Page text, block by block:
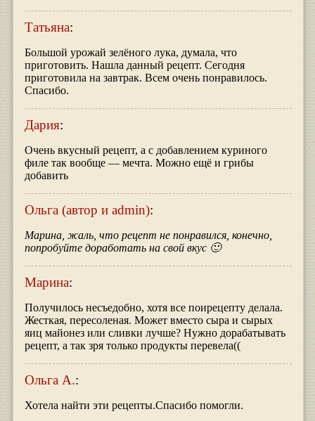
Татьяна:
Большой урожай зелёного лука, думала, что
приготовить. Нашла данный рецепт. Сегодня
приготовила на завтрак. Всем очень понравилось.
Спасибо.
Дария:
Очень вкусный рецепт, а с добавлением куриного
филе так вообще — мечта. Можно ещё и грибы
добавить
Ольга (автор и admin):
Марина, жаль, что рецепт не понравился, конечно,
попробуйте доработать на свой вкус 🙂
Марина:
Получилось несъедобно, хотя все поирецепту делала.
Жесткая, пересоленая. Может вместо сыра и сырых
яиц майонез или сливки лучше? Нужно дорабатывать
рецепт, а так зря только продукты перевела((
Ольга А.:
Хотела найти эти рецепты.Спасибо помогли.